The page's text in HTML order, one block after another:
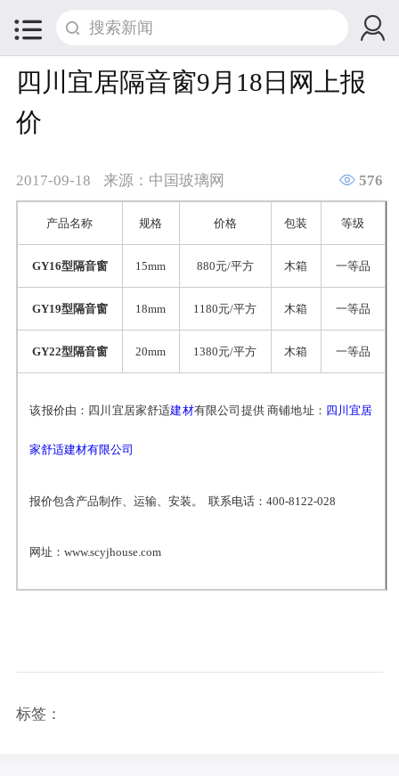
 
四川宜居隔音窗9月18日网上报
价
2017-09-18 来源：中国玻璃网  576
产品名称 规格 价格 包装 等级
GY16型隔音窗 15mm 880元/平方 木箱 一等品
GY19型隔音窗 18mm 1180元/平方 木箱 一等品
GY22型隔音窗 20mm 1380元/平方 木箱 一等品
该报价由：四川宜居家舒适建材有限公司提供 商铺地址： 四川宜居
家舒适建材有限公司
报价包含产品制作、运输、安装。 联系电话：400-8122-028
网址：www.scyjhouse.com
标签：